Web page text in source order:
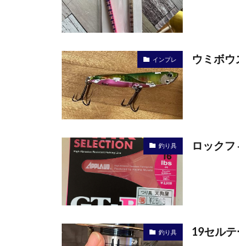
インプレ ウミボウ
釣り具 ロックフ
釣り具 19セル